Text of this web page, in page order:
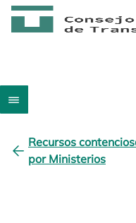
Recursos
por Ministerios